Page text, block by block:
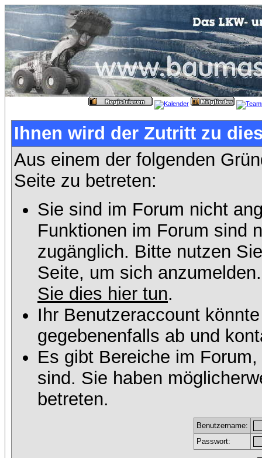
Ihnen wird der Zutritt zu
Aus einem der folgenden
Seite zu betreten:
Sie sind im Forum nicht
Funktionen im Forum sind
zugänglich. Bitte nutzen
Seite, um sich
Sie dies hier tun.
Ihr Benutzeraccount
gegebenenfalls ab und
Es gibt Bereiche im
sind. Sie haben
betreten.
Benutzername:
Passwort: